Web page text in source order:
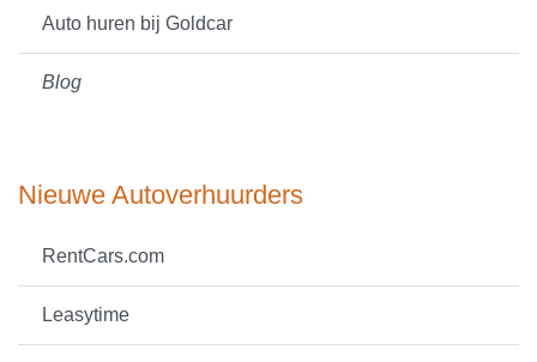
Auto huren bij Goldcar
Blog
Nieuwe Autoverhuurders
RentCars.com
Leasytime